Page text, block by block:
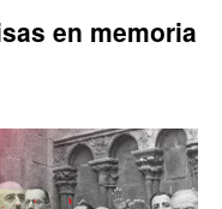
en memoria